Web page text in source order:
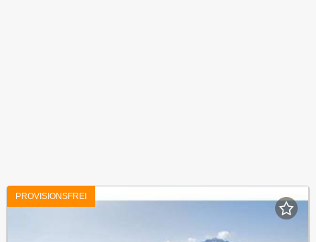
PROVISIONSFREI